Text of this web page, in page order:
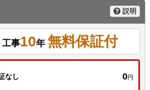
説明
事10年 無料保証付
なし 0円